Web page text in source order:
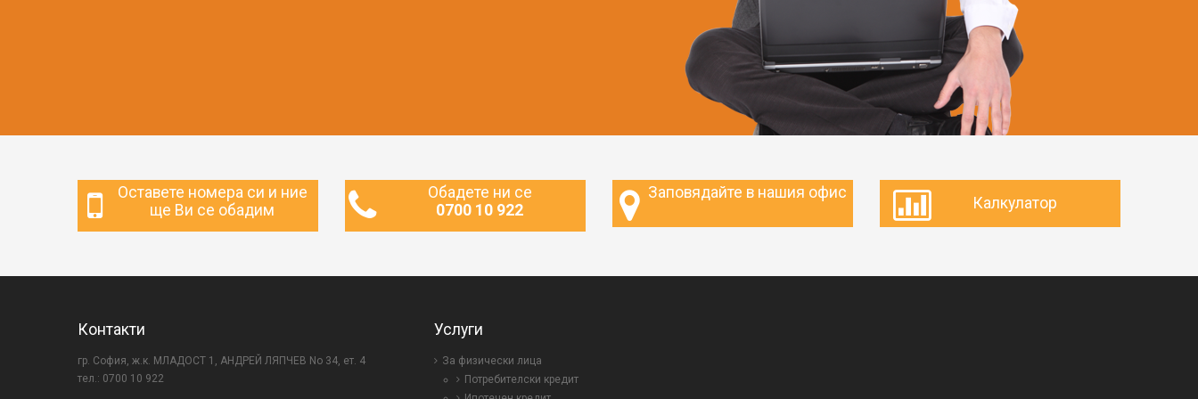
Оставете номера си и ние
ще Ви се обадим
Обадете ни се
0700 10 922
Заповядайте в нашия офис
Калкулатор
Контакти
гр. София, ж.к. МЛАДОСТ 1, АНДРЕЙ ЛЯПЧЕВ No 34, ет. 4
тел.: 0700 10 922
Услуги
За физически лица
Потребителски кредит